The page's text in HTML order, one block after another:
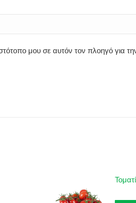
μου σε αυτόν τον πλοηγό για